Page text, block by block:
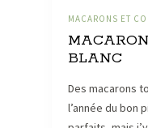
MACARONS ET
BLANC
Des macarons
l’année du bon